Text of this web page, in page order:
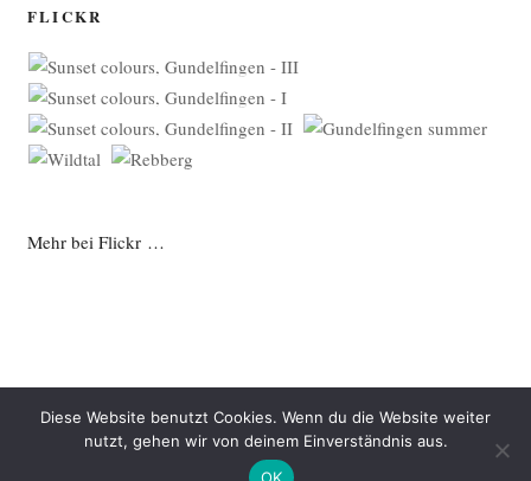
FLICKR
Mehr bei Flickr …
Datenschutzerklärung Mit Stolz präsentiert von WordPress
Diese Website benutzt Cookies. Wenn du die Website weiter
nutzt, gehen wir von deinem Einverständnis aus.
OK